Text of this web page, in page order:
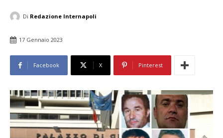
Di Redazione Internapoli
17 Gennaio 2023
Facebook X Pinterest